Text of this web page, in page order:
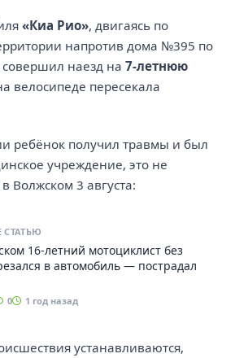
«Киа Рио», двигаясь по
напротив дома №395 по
наезд на 7-летнюю
велосипеде пересекала
ребёнок получил травмы и был
учреждение, это не
Волжском 3 августа:
СТАТЬЮ
16-летний мотоциклист без
в автомобиль — пострадал
0 1 год назад
устанавливаются,